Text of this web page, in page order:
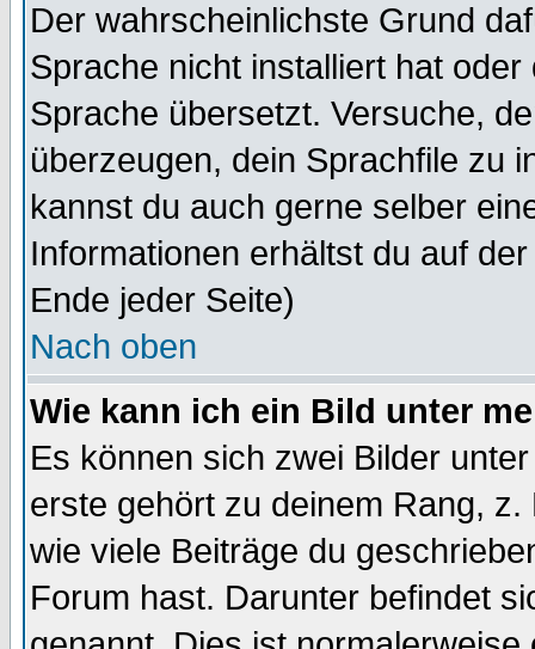
Der wahrscheinlichste Grund
Sprache nicht installiert hat
Sprache übersetzt. Versuche,
überzeugen, dein Sprachfile zu
kannst du auch gerne selber
Informationen erhältst du auf
Ende jeder Seite)
Nach oben
Wie kann ich ein Bild unter
Es können sich zwei Bilder
erste gehört zu deinem Rang,
wie viele Beiträge du
Forum hast. Darunter befindet